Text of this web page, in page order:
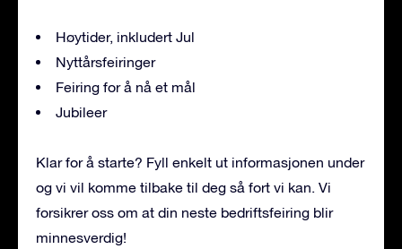
Høytider, inkludert Jul
Nyttårsfeiringer
Feiring for å nå et mål
Jubileer
Klar for å starte? Fyll enkelt ut informasjonen under
og vi vil komme tilbake til deg så fort vi kan. Vi
forsikrer oss om at din neste bedriftsfeiring blir
minnesverdig!